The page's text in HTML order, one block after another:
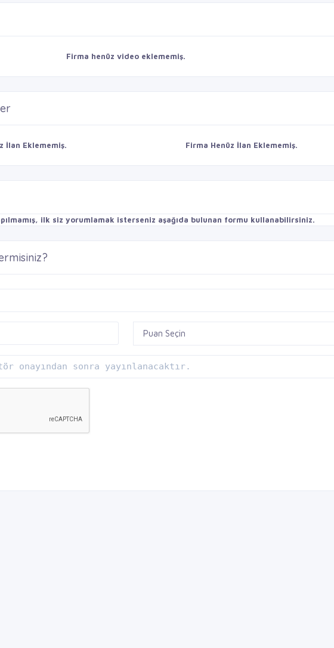
Firma henüz video eklememiş.
İlan Eklememiş. Firma Henüz İlan Eklememiş.
ilk siz yorumlamak isterseniz aşağıda bulunan formu kullanabilirsiniz.